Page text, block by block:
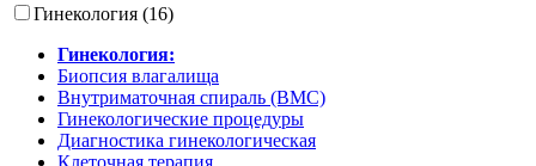
Гинекология (16)
Гинекология:
Биопсия влагалища
Внутриматочная спираль (ВМС)
Гинекологические процедуры
Диагностика гинекологическая
Клеточная терапия